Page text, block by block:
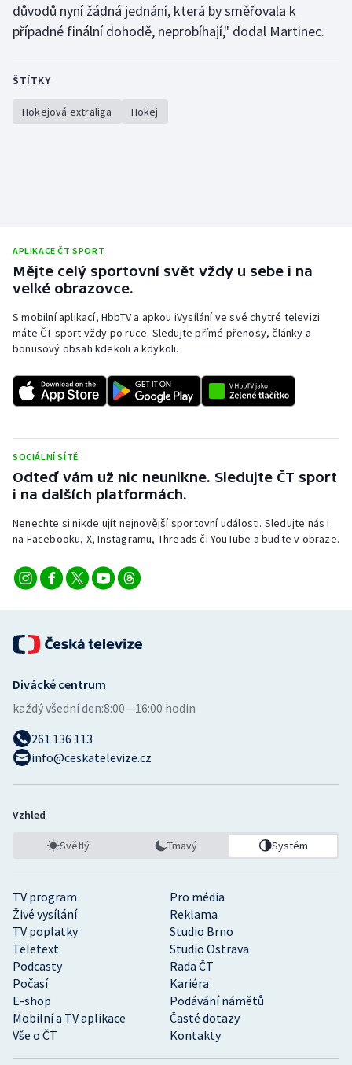
důvodů nyní žádná jednání, která by směřovala k
případné finální dohodě, neprobíhají," dodal Martinec.
ŠTÍTKY
Hokejová extraliga Hokej
APLIKACE ČT SPORT
Mějte celý sportovní svět vždy u sebe i na
velké obrazovce.
S mobilní aplikací, HbbTV a apkou iVysílání ve své chytré televizi
máte ČT sport vždy po ruce. Sledujte přímé přenosy, články a
bonusový obsah kdekoli a kdykoli.
SOCIÁLNÍ SÍTĚ
Odteď vám už nic neunikne. Sledujte ČT sport
i na dalších platformách.
Nenechte si nikde ujít nejnovější sportovní události. Sledujte nás i
na Facebooku, X, Instagramu, Threads či YouTube a buďte v obraze.
TV program
Pro média
Živé vysílání
Reklama
TV poplatky
Studio Brno
Teletext
Studio Ostrava
Podcasty
Rada ČT
Počasí
Kariéra
E-shop
Podávání námětů
Mobilní a TV aplikace
Časté dotazy
Vše o ČT
Kontakty
Divácké centrum
každý všední den:8:00—16:00 hodin
261 136 113
info@ceskatelevize.cz
Vzhled
Světlý Tmavý Systém